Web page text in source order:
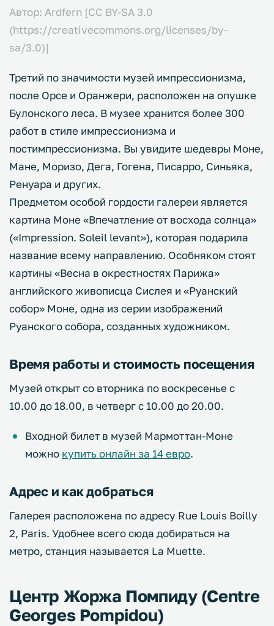
Автор: Ardfern [CC BY-SA 3.0
(https://creativecommons.org/licenses/by-
sa/3.0)]
Третий по значимости музей импрессионизма,
после Орсе и Оранжери, расположен на опушке
Булонского леса. В музее хранится более 300
работ в стиле импрессионизма и
постимпрессионизма. Вы увидите шедевры Моне,
Мане, Моризо, Дега, Гогена, Писарро, Синьяка,
Ренуара и других.
Предметом особой гордости галереи является
картина Моне «Впечатление от восхода солнца»
(«Impression. Soleil levant»), которая подарила
название всему направлению. Особняком стоят
картины «Весна в окрестностях Парижа»
английского живописца Сислея и «Руанский
собор» Моне, одна из серии изображений
Руанского собора, созданных художником.
Время работы и стоимость посещения
Музей открыт со вторника по воскресенье с
10.00 до 18.00, в четверг с 10.00 до 20.00.
Входной билет в музей Мармоттан-Моне
можно купить онлайн за 14 евро.
Адрес и как добраться
Галерея расположена по адресу Rue Louis Boilly
2, Paris. Удобнее всего сюда добираться на
метро, станция называется La Muette.
Центр Жоржа Помпиду (Centre
Georges Pompidou)